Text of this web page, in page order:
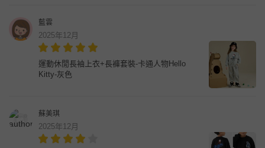
藍雲
2025年12月
運動休閒長袖上衣+長褲套裝-卡通人物Hello
Kitty-灰色
蘇美琪
2025年12月